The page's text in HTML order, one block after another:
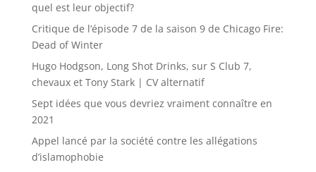
quel est leur objectif?
Critique de l’épisode 7 de la saison 9 de Chicago Fire:
Dead of Winter
Hugo Hodgson, Long Shot Drinks, sur S Club 7,
chevaux et Tony Stark | CV alternatif
Sept idées que vous devriez vraiment connaître en
2021
Appel lancé par la société contre les allégations
d’islamophobie